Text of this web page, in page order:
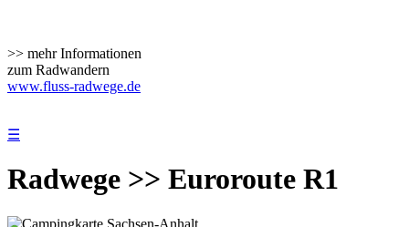
>> mehr Informationen
zum Radwandern
www.fluss-radwege.de
☰
Radwege >> Euroroute R1